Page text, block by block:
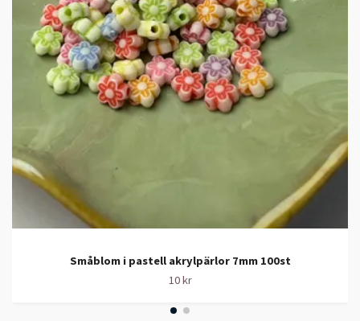
Småblom i pastell akrylpärlor 7mm 100st
10 kr